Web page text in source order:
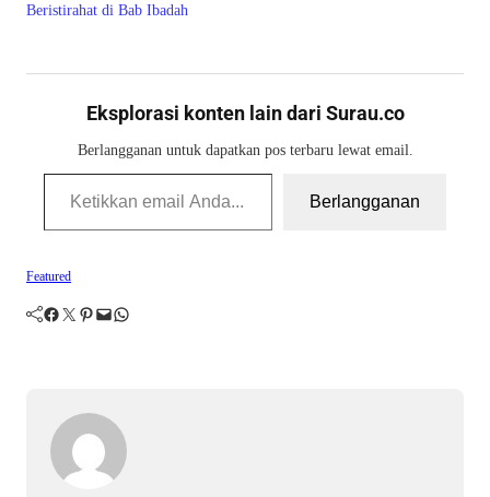
Beristirahat di Bab Ibadah
Eksplorasi konten lain dari Surau.co
Berlangganan untuk dapatkan pos terbaru lewat email.
Ketikkan email Anda...
Berlangganan
Featured
Facebook Twitter Pinterest Mail WhatsApp